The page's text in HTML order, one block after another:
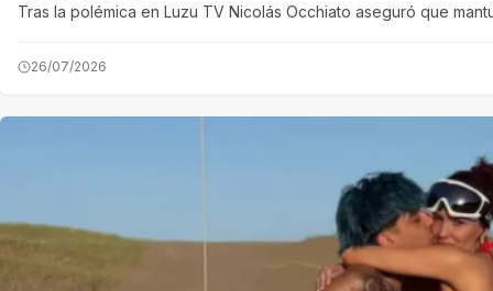
Tras la polémica en Luzu TV Nicolás Occhiato aseguró que
26/07/2026